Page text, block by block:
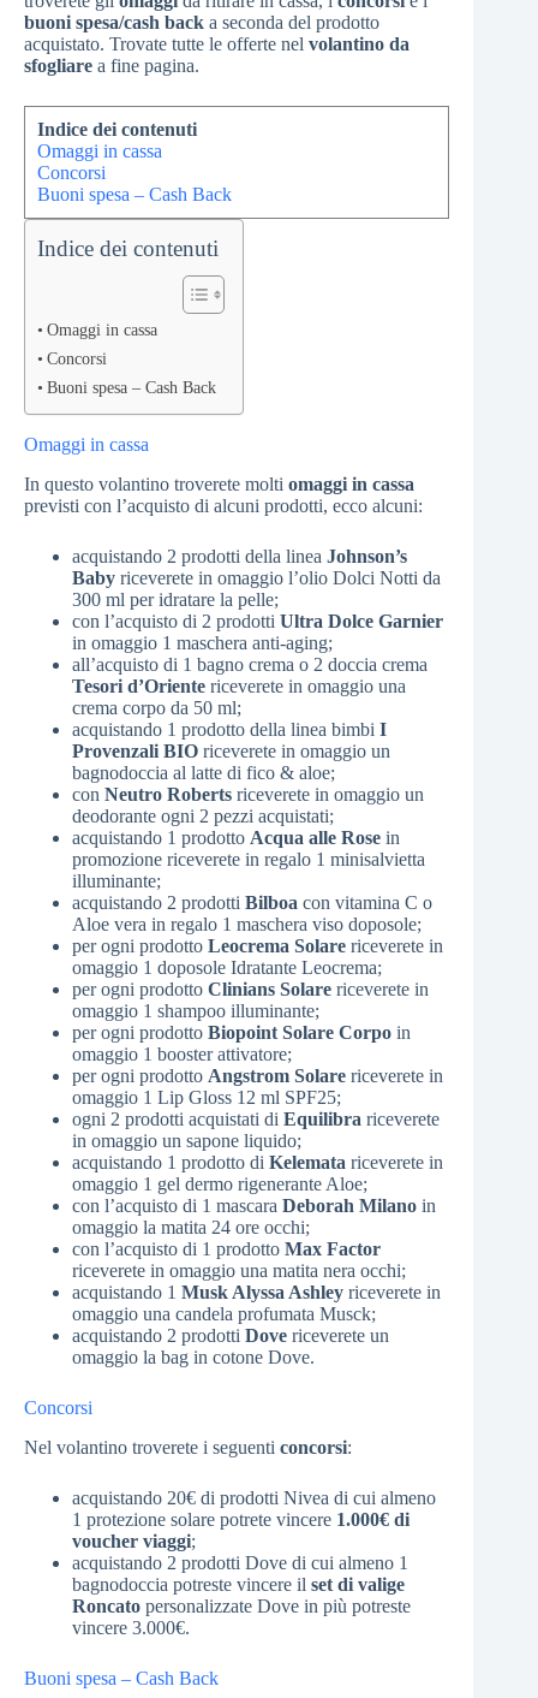
buoni spesa/cash back a seconda del prodotto
acquistato. Trovate tutte le offerte nel volantino da
sfogliare a fine pagina.
Indice dei contenuti
Omaggi in cassa
Concorsi
Buoni spesa – Cash Back
Indice dei contenuti
Omaggi in cassa
Concorsi
Buoni spesa – Cash Back
Omaggi in cassa
In questo volantino troverete molti omaggi in cassa
previsti con l’acquisto di alcuni prodotti, ecco alcuni:
acquistando 2 prodotti della linea Johnson’s
Baby riceverete in omaggio l’olio Dolci Notti da
300 ml per idratare la pelle;
con l’acquisto di 2 prodotti Ultra Dolce Garnier
in omaggio 1 maschera anti-aging;
all’acquisto di 1 bagno crema o 2 doccia crema
Tesori d’Oriente riceverete in omaggio una
crema corpo da 50 ml;
acquistando 1 prodotto della linea bimbi I
Provenzali BIO riceverete in omaggio un
bagnodoccia al latte di fico & aloe;
con Neutro Roberts riceverete in omaggio un
deodorante ogni 2 pezzi acquistati;
acquistando 1 prodotto Acqua alle Rose in
promozione riceverete in regalo 1 minisalvietta
illuminante;
acquistando 2 prodotti Bilboa con vitamina C o
Aloe vera in regalo 1 maschera viso doposole;
per ogni prodotto Leocrema Solare riceverete in
omaggio 1 doposole Idratante Leocrema;
per ogni prodotto Clinians Solare riceverete in
omaggio 1 shampoo illuminante;
per ogni prodotto Biopoint Solare Corpo in
omaggio 1 booster attivatore;
per ogni prodotto Angstrom Solare riceverete in
omaggio 1 Lip Gloss 12 ml SPF25;
ogni 2 prodotti acquistati di Equilibra riceverete
in omaggio un sapone liquido;
acquistando 1 prodotto di Kelemata riceverete in
omaggio 1 gel dermo rigenerante Aloe;
con l’acquisto di 1 mascara Deborah Milano in
omaggio la matita 24 ore occhi;
con l’acquisto di 1 prodotto Max Factor
riceverete in omaggio una matita nera occhi;
acquistando 1 Musk Alyssa Ashley riceverete in
omaggio una candela profumata Musck;
acquistando 2 prodotti Dove riceverete un
omaggio la bag in cotone Dove.
Concorsi
Nel volantino troverete i seguenti concorsi:
acquistando 20€ di prodotti Nivea di cui almeno
1 protezione solare potrete vincere 1.000€ di
voucher viaggi;
acquistando 2 prodotti Dove di cui almeno 1
bagnodoccia potreste vincere il set di valige
Roncato personalizzate Dove in più potreste
vincere 3.000€.
Buoni spesa – Cash Back